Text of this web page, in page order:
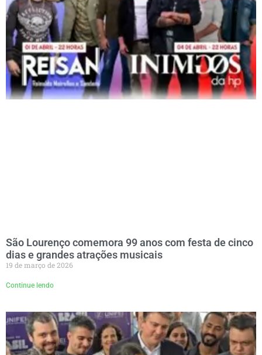
São Lourenço comemora 99 anos com festa de cinco
dias e grandes atrações musicais
19 de março de 2026
Continue lendo